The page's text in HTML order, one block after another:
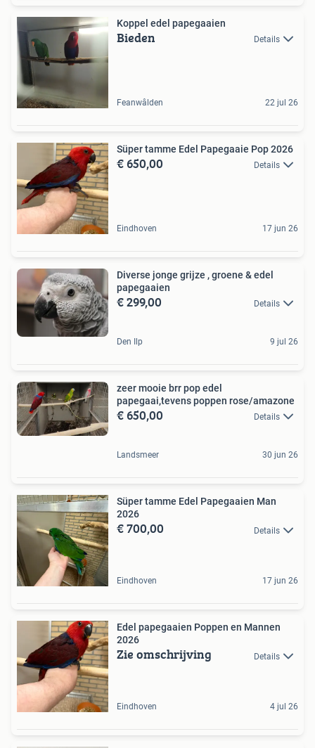
Koppel edel papegaaien
Bieden Details
Feanwâlden 22 jul 26
Süper tamme Edel Papegaaie Pop 2026
€ 650,00 Details
Eindhoven 17 jun 26
Diverse jonge grijze , groene & edel
papegaaien
€ 299,00 Details
Den Ilp 9 jul 26
zeer mooie brr pop edel
papegaai,tevens poppen rose/amazone
€ 650,00 Details
Landsmeer 30 jun 26
Süper tamme Edel Papegaaien Man
2026
€ 700,00 Details
Eindhoven 17 jun 26
Edel papegaaien Poppen en Mannen
2026
Zie omschrijving Details
Eindhoven 4 jul 26